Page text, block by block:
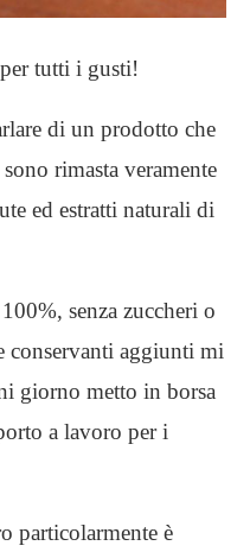
tutti i gusti!
di un prodotto che
rimasta veramente
ed estratti naturali di
senza zuccheri o
conservanti aggiunti mi
giorno metto in borsa
a lavoro per i
particolarmente è